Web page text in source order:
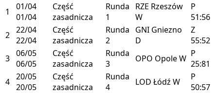
1
01/04
01/04
Część
zasadnicza
Runda
1
RZE Rzeszów
W
P
51:56
2 22/04
22/04
Część
zasadnicza
Runda
2
GNI Gniezno
D
Z
55:52
3 06/05
06/05
Część
zasadnicza
Runda
3
OPO OpoleW P
25:81
4 20/05
20/05
Część
zasadnicza
Runda
4
LOD Łódź W
P
50:57